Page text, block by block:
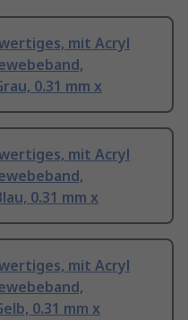
mit Acryl
0.31 mm x
mit Acryl
0.31 mm x
mit Acryl
0.31 mm x